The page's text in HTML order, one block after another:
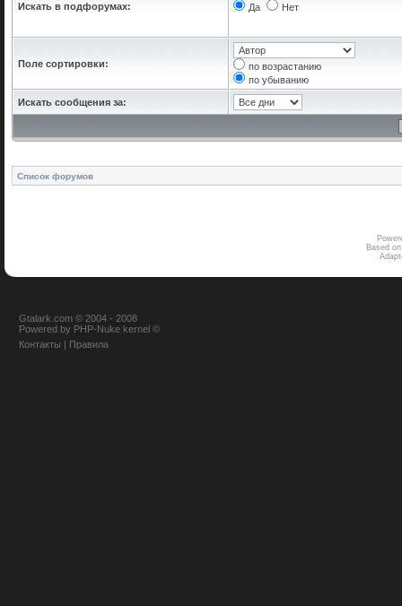
Искать в подфорумах: Да Нет
Поле сортировки:
по возрастанию
по убыванию
Искать сообщения за:
Список форумов
Based
Gtalark.com © 2004 - 2008
Powered by PHP-Nuke kernel ©
Контакты | Правила